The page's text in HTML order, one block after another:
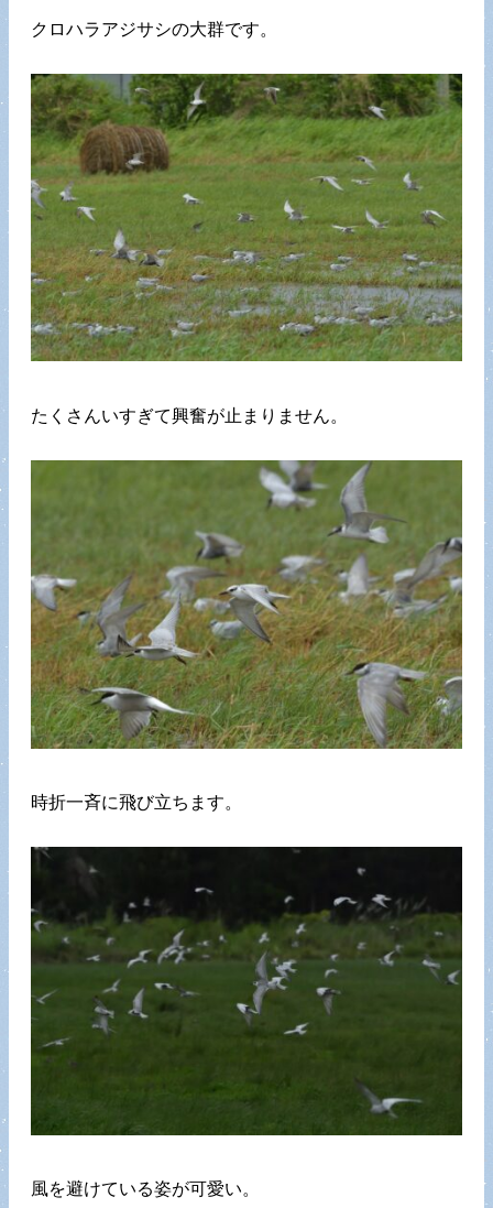
クロハラアジサシの大群です。
たくさんいすぎて興奮が止まりません。
時折一斉に飛び立ちます。
風を避けている姿が可愛い。